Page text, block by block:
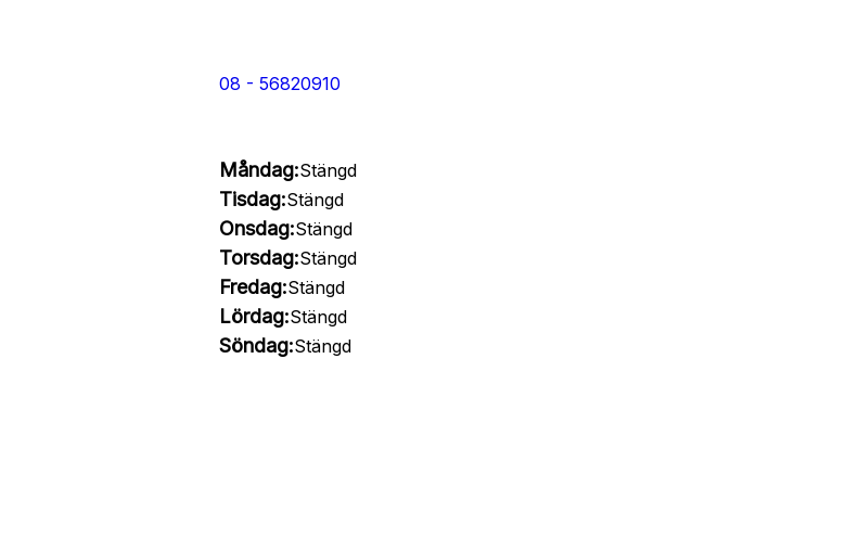
08 - 56820910
Måndag:Stängd
Tisdag:Stängd
Onsdag:Stängd
Torsdag:Stängd
Fredag:Stängd
Lördag:Stängd
Söndag:Stängd